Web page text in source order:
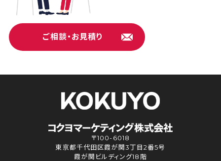
ご相談・お見積り
〒100-6018
東京都千代田区霞が関3丁目2番5号
霞が関ビルディング18階